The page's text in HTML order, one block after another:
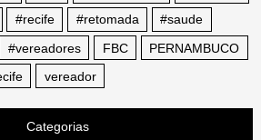
#recife #retomada
#saude
#vereadores FBC
PERNAMBUCO
vereador
Categorias